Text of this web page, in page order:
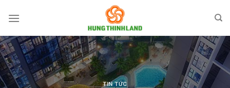
qua
dung
TIN TỨC